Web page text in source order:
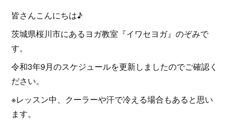
皆さんこんにちは♪
茨城県桜川市にあるヨガ教室『イワセヨガ』のぞみで
す。
令和3年9月のスケジュールを更新しましたのでご確認く
ださい。
※レッスン中、クーラーや汗で冷える場合もあると思い
ます。